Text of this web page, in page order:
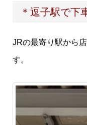
＊逗子駅で下
JRの最寄り駅から
す。